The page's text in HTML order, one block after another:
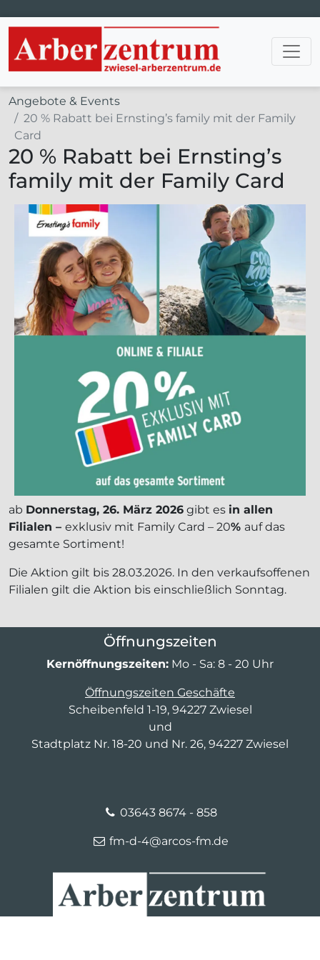
Hauptnavigation
Angebote & Events
20 % Rabatt bei Ernsting’s family mit der Family
Card
20 % Rabatt bei Ernsting’s
family mit der Family Card
ab Donnerstag, 26. März 2026 gibt es in allen
Filialen – exklusiv mit Family Card – 20% auf das
gesamte Sortiment!
Die Aktion gilt bis 28.03.2026. In den verkaufsoffenen
Filialen gilt die Aktion bis einschließlich Sonntag.
Öffnungszeiten
Kernöffnungszeiten: Mo - Sa: 8 - 20 Uhr
Öffnungszeiten Geschäfte
Scheibenfeld 1-19, 94227 Zwiesel
und
Stadtplatz Nr. 18-20 und Nr. 26, 94227 Zwiesel
03643 8674 - 858
fm-d-4@arcos-fm.de